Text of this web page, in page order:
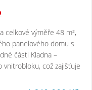
celkové výměře 48 m²,
panelového domu s
části Kladna –
vnitrobloku, což zajišťuje